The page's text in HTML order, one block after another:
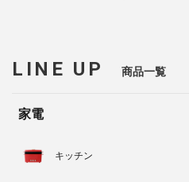
LINE UP 商品一覧
家電
キッチン